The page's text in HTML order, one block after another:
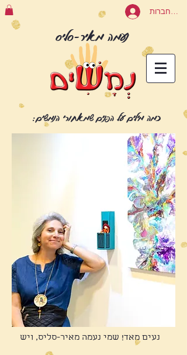
להתחברות
נעמה מאיר-סליס
כמה מילים על הפנים שמאחורי הנמשים:
נעים מאד! שמי נעמה מאיר-סליס, ויש